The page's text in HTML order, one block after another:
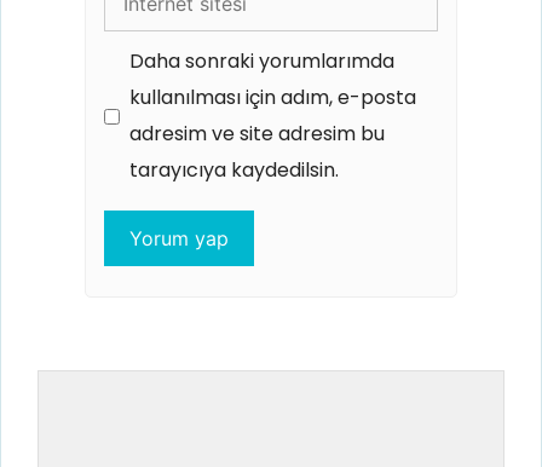
sitesi
Daha sonraki yorumlarımda
kullanılması için adım, e-posta
adresim ve site adresim bu
tarayıcıya kaydedilsin.